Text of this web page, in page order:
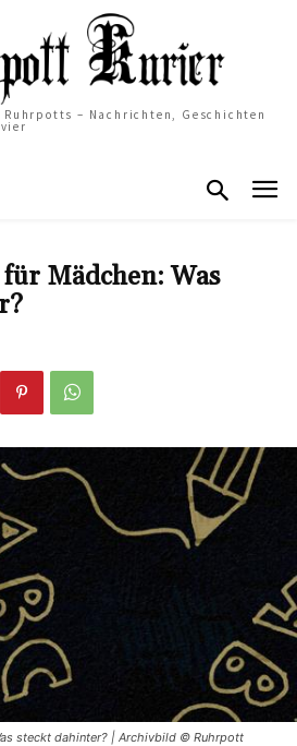
Ruhrpotts – Nachrichten, Geschichten
Mädchen: Was
steckt dahinter? | Archivbild © Ruhrpott